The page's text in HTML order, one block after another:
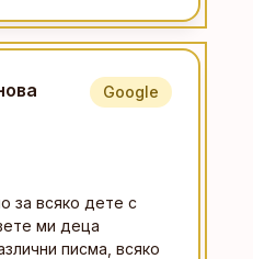
Google
за всяко дете с
ми деца
писма, всяко